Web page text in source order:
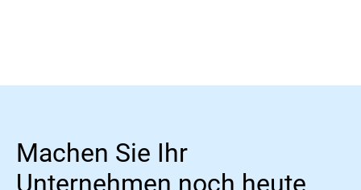
Machen Sie Ihr
Unternehmen noch heute